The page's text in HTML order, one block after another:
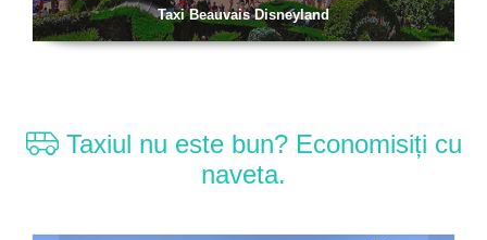
Taxi Beauvais Disneyland
Taxiul nu este bun? Economisiți cu
naveta.